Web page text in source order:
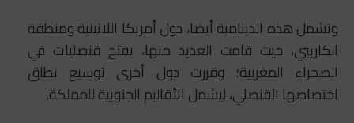
وتشمل هذه الدينامية أيضا، دول أمريكا اللاتينية ومنطقة
الكاريبي، حيث قامت العديد منها، بفتح قنصليات في
الصحراء المغربية؛ وقررت دول أخرى توسيع نطاق
اختصاصها القنصلي، ليشمل الأقاليم الجنوبية للمملكة.